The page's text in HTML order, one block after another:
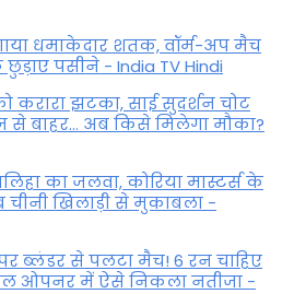
धमाकेदार शतक, वॉर्म-अप मैच
पसीने - India TV Hindi
करारा झटका, साई सुदर्शन चोट
से बाहर... अब किसे म‍िलेगा मौका?
का जलवा, कोरिया मास्टर्स के
चीनी खिलाड़ी से मुकाबला -
ब्लंडर से पलटा मैच! 6 रन चाहिए
ओपनर में ऐसे न‍िकला नतीजा -